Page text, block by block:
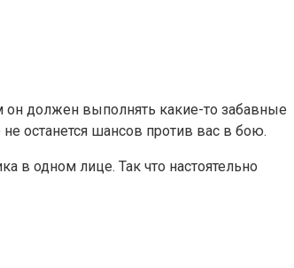
он должен выполнять какие-то забавные
останется шансов против вас в бою.
в одном лице. Так что настоятельно